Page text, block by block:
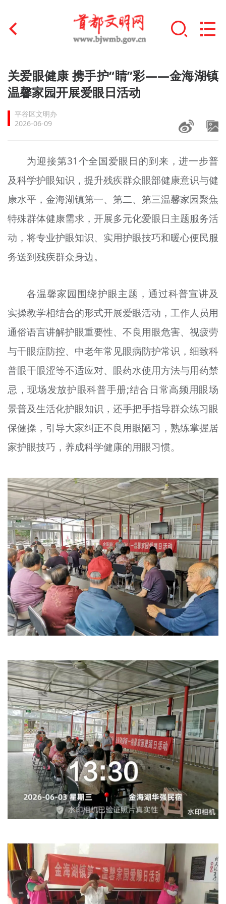
首页
文明创建
文明实践
未成年人思想道德建设
榜样人物
+
身边好人
文明评论
北京宣传文化引导基金
宣传思想文化人才
专题
资料库
+
关爱眼健康 携手护“睛”彩——金海湖镇
温馨家园开展爱眼日活动
平谷区文明办
2026-06-09
为迎接第31个全国爱眼日的到来，进一步普
及科学护眼知识，提升残疾群众眼部健康意识与健
康水平，金海湖镇第一、第二、第三温馨家园聚焦
特殊群体健康需求，开展多元化爱眼日主题服务活
动，将专业护眼知识、实用护眼技巧和暖心便民服
务送到残疾群众身边。
各温馨家园围绕护眼主题，通过科普宣讲及
实操教学相结合的形式开展爱眼活动，工作人员用
通俗语言讲解护眼重要性、不良用眼危害、视疲劳
与干眼症防控、中老年常见眼病防护常识，细致科
普眼干眼涩等不适应对、眼药水使用方法与用药禁
忌，现场发放护眼科普手册;结合日常高频用眼场
景普及生活化护眼知识，还手把手指导群众练习眼
保健操，引导大家纠正不良用眼陋习，熟练掌握居
家护眼技巧，养成科学健康的用眼习惯。